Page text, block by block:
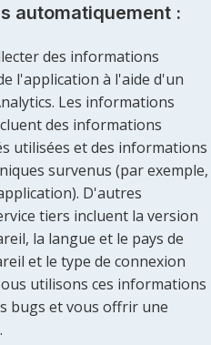
automatiquement :
des informations
l'application à l'aide d'un
Les informations
des informations
utilisées et des informations
survenus (par exemple,
D'autres
tiers incluent la version
la langue et le pays de
et le type de connexion
utilisons ces informations
bugs et vous offrir une